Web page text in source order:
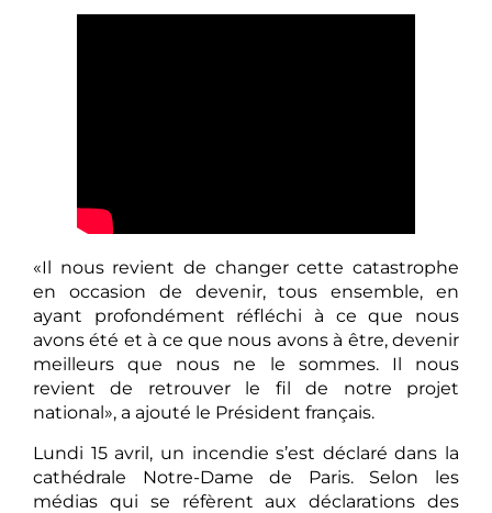
«Il nous revient de changer cette catastrophe
en occasion de devenir, tous ensemble, en
ayant profondément réfléchi à ce que nous
avons été et à ce que nous avons à être, devenir
meilleurs que nous ne le sommes. Il nous
revient de retrouver le fil de notre projet
national», a ajouté le Président français.
Lundi 15 avril, un incendie s’est déclaré dans la
cathédrale Notre-Dame de Paris. Selon les
médias qui se réfèrent aux déclarations des